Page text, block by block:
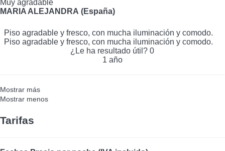
Muy agradable
MARIA ALEJANDRA (España)
Piso agradable y fresco, con mucha iluminación y comodo.
Piso agradable y fresco, con mucha iluminación y comodo.
¿Le ha resultado útil? 0
1 año
Mostrar más
Mostrar menos
Tarifas